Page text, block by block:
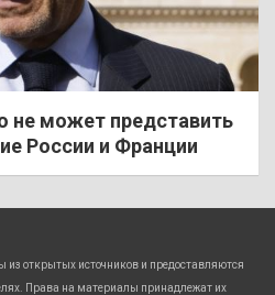
не может представить
России и Франции
открытых источников и предоставляются
Права на материалы принадлежат их